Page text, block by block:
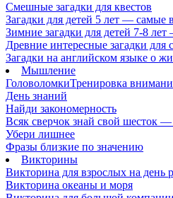
Смешные загадки для квестов
Загадки для детей 5 лет — самые
Зимние загадки для детей 7-8
Древние интересные загадки для
Загадки на английском языке о
Мышление
ГоловоломкиТренировка
День знаний
Найди закономерность
Всяк сверчок знай свой шесток
Убери лишнее
Фразы близкие по значению
Викторины
Викторина для взрослых на день
Викторина океаны и моря